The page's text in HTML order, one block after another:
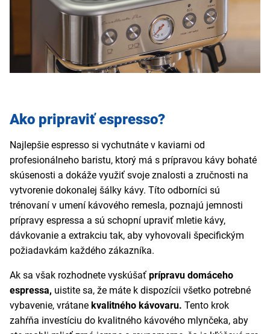
Ako pripraviť espresso?
Najlepšie espresso si vychutnáte v kaviarni od
profesionálneho baristu, ktorý má s prípravou kávy bohaté
skúsenosti a dokáže využiť svoje znalosti a zručnosti na
vytvorenie dokonalej šálky kávy. Títo odborníci sú
trénovaní v umení kávového remesla, poznajú jemnosti
prípravy espressa a sú schopní upraviť mletie kávy,
dávkovanie a extrakciu tak, aby vyhovovali špecifickým
požiadavkám každého zákazníka.
Ak sa však rozhodnete vyskúšať prípravu domáceho
espressa, uistite sa, že máte k dispozícii všetko potrebné
vybavenie, vrátane kvalitného kávovaru. Tento krok
zahŕňa investíciu do kvalitného kávového mlynčeka, aby